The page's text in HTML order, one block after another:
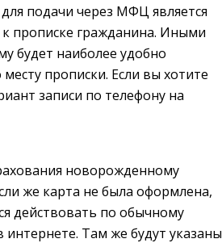
подачи через МФЦ является
прописке гражданина. Иными
будет наиболее удобно
прописки. Если вы хотите
записи по телефону на
новорожденному
же карта не была оформлена,
действовать по обычному
Там же будут указаны